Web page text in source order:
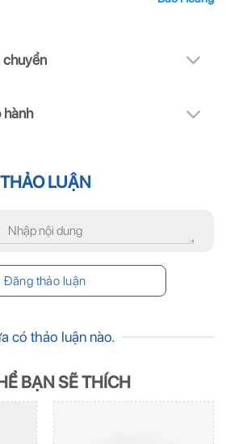
chuyển
hành
THẢO LUẬN
có thảo luận nào.
BẠN SẼ THÍCH